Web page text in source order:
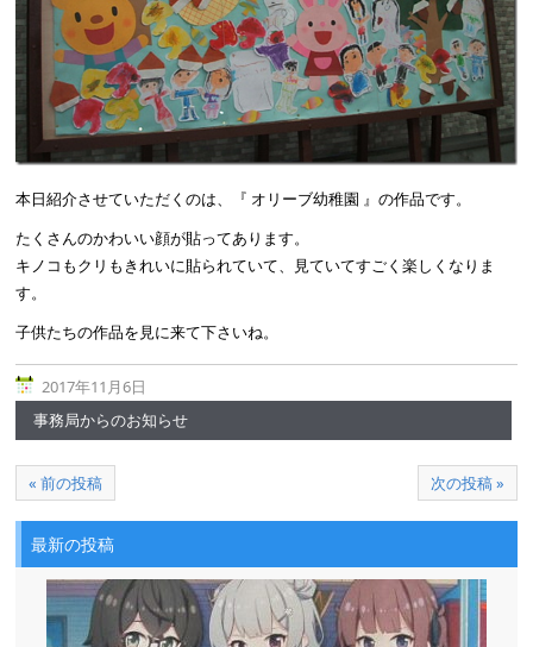
本日紹介させていただくのは、『 オリーブ幼稚園 』の作品です。
たくさんのかわいい顔が貼ってあります。
キノコもクリもきれいに貼られていて、見ていてすごく楽しくなりま
す。
子供たちの作品を見に来て下さいね。
2017年11月6日
事務局からのお知らせ
« 前の投稿 次の投稿 »
最新の投稿